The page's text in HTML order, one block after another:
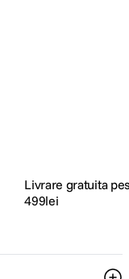
Livrare gratuita
499lei